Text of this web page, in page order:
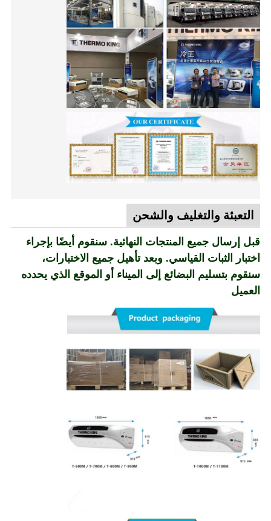
التعبئة والتغليف والشحن
قبل إرسال جميع المنتجات النهائية. سنقوم أيضًا بإجراء
اختبار الثبات القياسي. وبعد تأهيل جميع الاختبارات،
سنقوم بتسليم البضائع إلى الميناء أو الموقع الذي يحدده
العميل